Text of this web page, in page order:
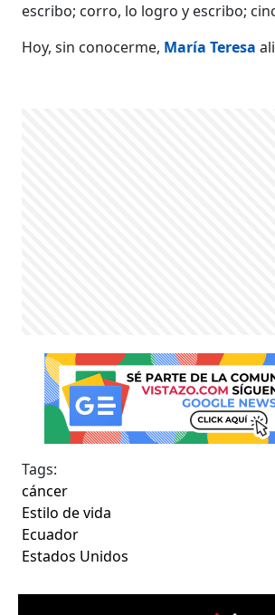
escribo; corro, lo logro y escribo;
Hoy, sin conocerme, María Teresa
Tags:
cáncer
Estilo de vida
Ecuador
Estados Unidos